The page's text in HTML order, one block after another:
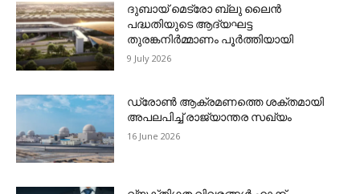
ദുബായ് മെട്രോ ബ്ലു ലൈന്‍
പദ്ധതിയുടെ ആദ്യഘട്ട
തുരങ്കനിര്‍മ്മാണം പൂര്‍ത്തിയായി
9 July 2026
ഡ്രോണ്‍ ആക്രമണത്തെ ശക്തമായി
അപലപിച്ച് രാജ്യാന്തര സഖ്യം
16 June 2026